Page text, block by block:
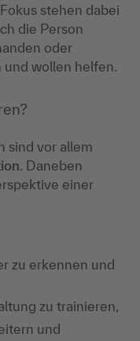
stehen dabei
die Person
oder
und wollen helfen.
sind vor allem
. Daneben
einer
zu erkennen und
zu trainieren,
und